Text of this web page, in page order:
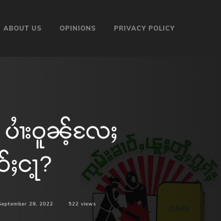
ABOUT US OPINIONS PRIVACY POLICY
ပၢႆးဝူၼ့်လႄႈ
ငႃ့?
29, 2022 522 views